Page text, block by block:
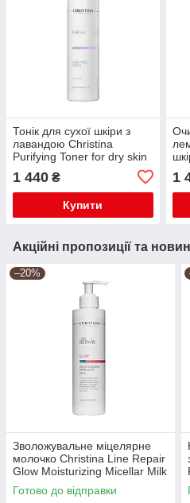
Тонік для сухої шкіри з
лавандою Christina
Purifying Toner for dry skin
1 440 ₴
Купити
1
Акційні пропозиції та
–20%
Зволожувальне міцелярне
молочко Christina Line Repair
Glow Moisturizing Micellar Milk
300мл
Готово до відправки